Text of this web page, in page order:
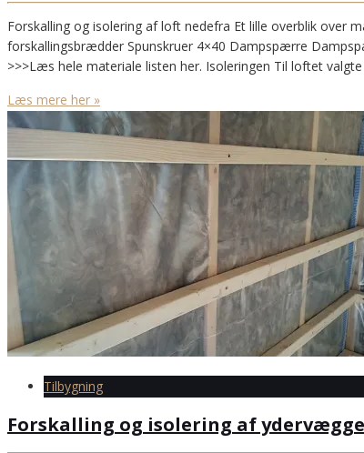
Forskalling og isolering af loft nedefra Et lille overblik over
forskallingsbrædder Spunskruer 4×40 Dampspærre
>>>Læs hele materiale listen her. Isoleringen Til loftet
Læs mere her »
Tilbygning
Forskalling og isolering af ydervægge